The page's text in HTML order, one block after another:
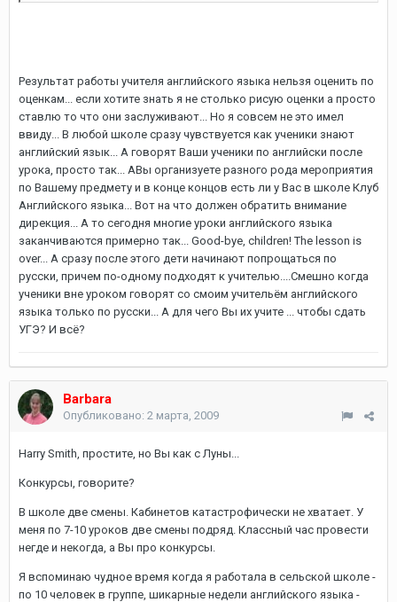
Результат работы учителя английского языка нельзя оценить по
оценкам... если хотите знать я не столько рисую оценки а просто
ставлю то что они заслуживают... Но я совсем не это имел
ввиду... В любой школе сразу чувствуется как ученики знают
английский язык... А говорят Ваши ученики по английски после
урока, просто так... АВы организуете разного рода мероприятия
по Вашему предмету и в конце концов есть ли у Вас в школе Клуб
Английского языка... Вот на что должен обратить внимание
дирекция... А то сегодня многие уроки английского языка
заканчиваются примерно так... Good-bye, children! The lesson is
over... А сразу после этого дети начинают попрощаться по
русски, причем по-одному подходят к учителью....Смешно когда
ученики вне уроком говорят со смоим учительём английского
языка только по русски... А для чего Вы их учите ... чтобы сдать
УГЭ? И всё?
Barbara
Опубликовано: 2 марта, 2009
Harry Smith, простите, но Вы как с Луны...
Конкурсы, говорите?
В школе две смены. Кабинетов катастрофически не хватает. У
меня по 7-10 уроков две смены подряд. Классный час провести
негде и некогда, а Вы про конкурсы.
Я вспоминаю чудное время когда я работала в сельской школе -
по 10 человек в группе, шикарные недели английского языка -